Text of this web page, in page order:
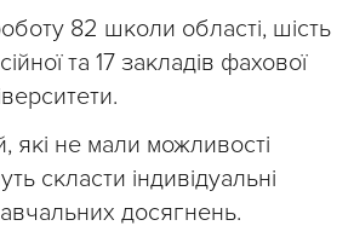
82 школи області, шість
та 17 закладів фахової
які не мали можливості
скласти індивідуальні
досягнень.